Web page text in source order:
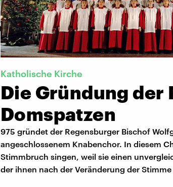
Katholische Kirche
Die Gründung der
Domspatzen
975 gründet der Regensburger Bischof
angeschlossenem Knabenchor. In diesem
Stimmbruch singen, weil sie einen
der ihnen nach der Veränderung der